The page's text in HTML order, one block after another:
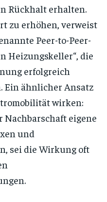
Rückhalt erhalten.
zu erhöhen, verweist
Peer-to-Peer-
Heizungskeller“, die
erfolgreich
Ein ähnlicher Ansatz
wirken:
Nachbarschaft eigene
und
sei die Wirkung oft